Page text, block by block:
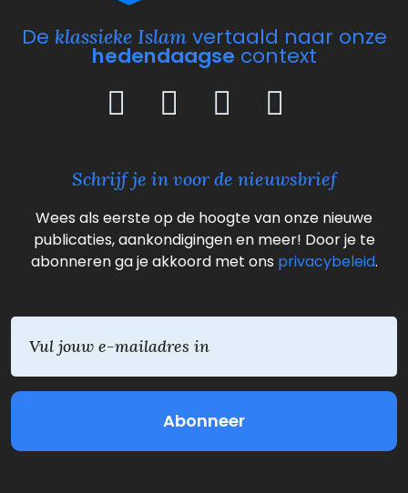
De klassieke Islamvertaald naar onze
hedendaagse context
Schrijf je in voor de nieuwsbrief
Wees als eerste op de hoogte van onze nieuwe
publicaties, aankondigingen en meer! Door je te
abonneren ga je akkoord met ons privacybeleid.
m
i
l
V